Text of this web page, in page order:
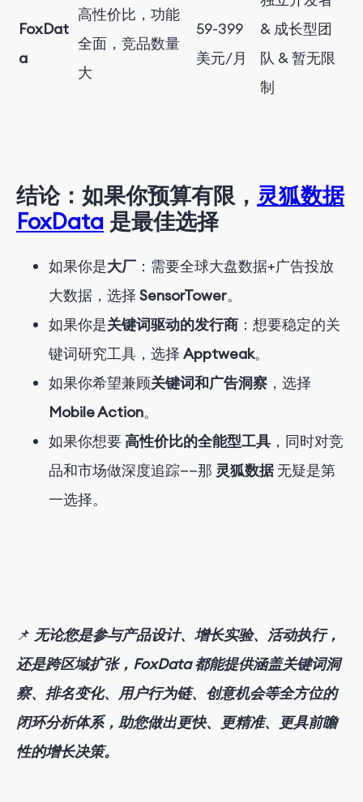
FoxDat
a
高性价比，功能
全面，竞品数量
大
59-399
美元/月
& 成长型团
队 & 暂无限
制
结论：如果你预算有限， 灵狐数据
FoxData 是最佳选择
如果你是大厂 ：需要全球大盘数据+广告投放
大数据，选择 SensorTower。
如果你是关键词驱动的发行商 ：想要稳定的关
键词研究工具，选择 Apptweak。
如果你希望兼顾关键词和广告洞察 ，选择
Mobile Action。
如果你想要高性价比的全能型工具 ，同时对竞
品和市场做深度追踪——那 灵狐数据 无疑是第
一选择。
📌 无论您是参与产品设计、增长实验、活动执行，
还是跨区域扩张，FoxData 都能提供涵盖关键词洞
察、排名变化、用户行为链、创意机会等全方位的
闭环分析体系，助您做出更快、更精准、更具前瞻
性的增长决策。